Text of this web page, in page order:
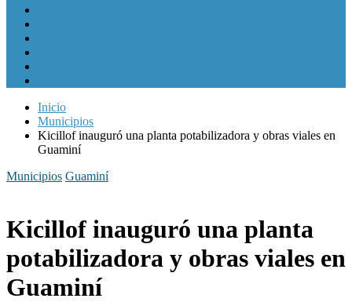
Inicio
Municipios
Kicillof inauguró una planta potabilizadora y obras viales en
Guaminí
Municipios Guaminí
Kicillof inauguró una planta
potabilizadora y obras viales en
Guaminí